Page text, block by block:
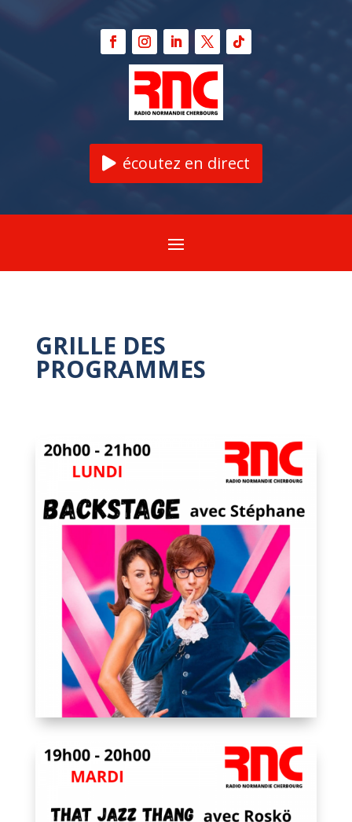
écoutez en direct
GRILLE DES
PROGRAMMES